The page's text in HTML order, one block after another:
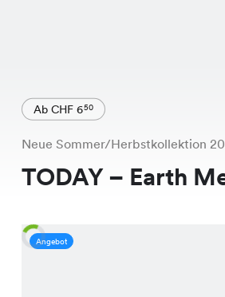
Ab CHF 650
Neue Sommer/Herbstkollektion
TODAY – Earth
Angebot